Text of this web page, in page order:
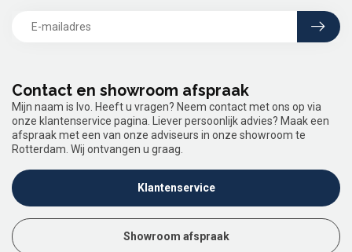
Contact en showroom afspraak
Mijn naam is Ivo. Heeft u vragen? Neem contact met ons op via
onze klantenservice pagina. Liever persoonlijk advies? Maak een
afspraak met een van onze adviseurs in onze showroom te
Rotterdam. Wij ontvangen u graag.
Klantenservice
Showroom afspraak